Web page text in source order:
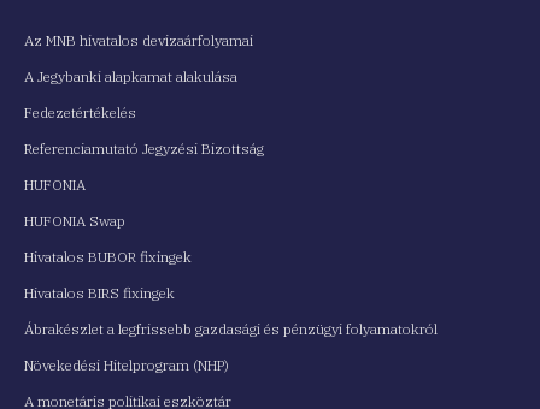
Az MNB hivatalos devizaárfolyamai
A Jegybanki alapkamat alakulása
Fedezetértékelés
Referenciamutató Jegyzési Bizottság
HUFONIA
HUFONIA Swap
Hivatalos BUBOR fixingek
Hivatalos BIRS fixingek
Ábrakészlet a legfrissebb gazdasági és pénzügyi folyamatokról
Növekedési Hitelprogram (NHP)
A monetáris politikai eszköztár